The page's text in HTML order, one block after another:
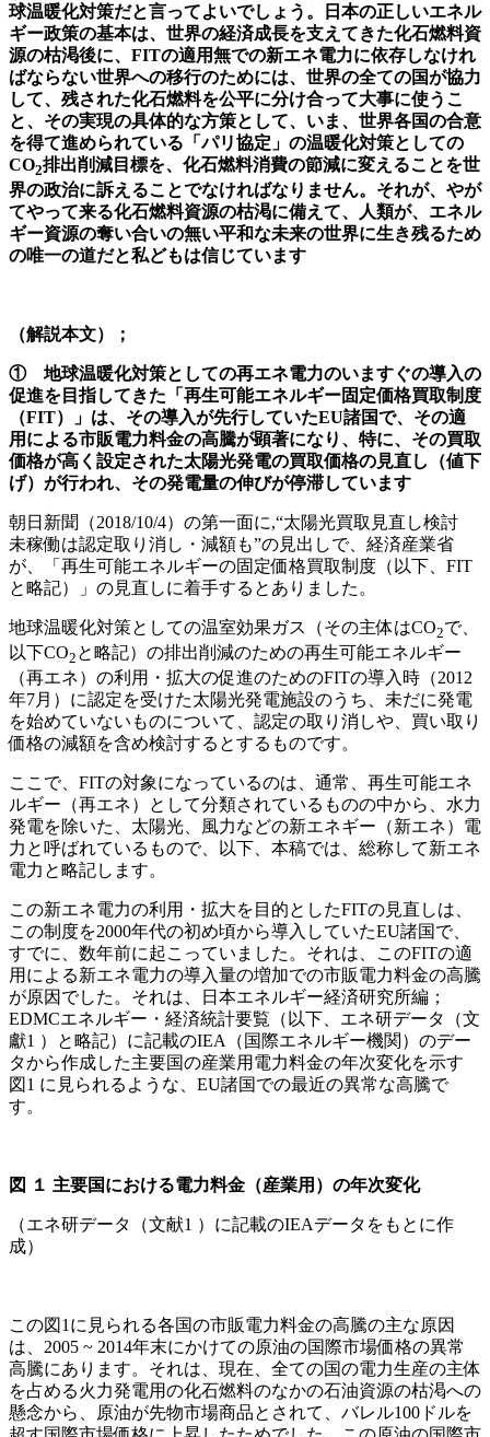
球温暖化対策だと言ってよいでしょう。日本の正しいエネル
ギー政策の基本は、世界の経済成長を支えてきた化石燃料資
源の枯渇後に、FITの適用無での新エネ電力に依存しなけれ
ばならない世界への移行のためには、世界の全ての国が協力
して、残された化石燃料を公平に分け合って大事に使うこ
と、その実現の具体的な方策として、いま、世界各国の合意
を得て進められている「パリ協定」の温暖化対策としての
CO2排出削減目標を、化石燃料消費の節減に変えることを世
界の政治に訴えることでなければなりません。それが、やが
てやって来る化石燃料資源の枯渇に備えて、人類が、エネル
ギー資源の奪い合いの無い平和な未来の世界に生き残るため
の唯一の道だと私どもは信じています
（解説本文）；
① 地球温暖化対策としての再エネ電力のいますぐの導入の
促進を目指してきた「再生可能エネルギー固定価格買取制度
（FIT）」は、その導入が先行していたEU諸国で、その適
用による市販電力料金の高騰が顕著になり、特に、その買取
価格が高く設定された太陽光発電の買取価格の見直し（値下
げ）が行われ、その発電量の伸びが停滞しています
朝日新聞（2018/10/4）の第一面に,“太陽光買取見直し検討
未稼働は認定取り消し・減額も”の見出しで、経済産業省
が、「再生可能エネルギーの固定価格買取制度（以下、FIT
と略記）」の見直しに着手するとありました。
地球温暖化対策としての温室効果ガス（その主体はCO2で、
以下CO2 と略記）の排出削減のための再生可能エネルギー
（再エネ）の利用・拡大の促進のためのFITの導入時（2012
年7月）に認定を受けた太陽光発電施設のうち、未だに発電
を始めていないものについて、認定の取り消しや、買い取り
価格の減額を含め検討するとするものです。
ここで、FITの対象になっているのは、通常、再生可能エネ
ルギー（再エネ）として分類されているものの中から、水力
発電を除いた、太陽光、風力などの新エネギー（新エネ）電
力と呼ばれているもので、以下、本稿では、総称して新エネ
電力と略記します。
この新エネ電力の利用・拡大を目的としたFITの見直しは、
この制度を2000年代の初め頃から導入していたEU諸国で、
すでに、数年前に起こっていました。それは、このFITの適
用による新エネ電力の導入量の増加での市販電力料金の高騰
が原因でした。それは、日本エネルギー経済研究所編；
EDMCエネルギー・経済統計要覧（以下、エネ研データ（文
獻1 ）と略記）に記載のIEA（国際エネルギー機関）のデー
タから作成した主要国の産業用電力料金の年次変化を示す
図1 に見られるような、EU諸国での最近の異常な高騰で
す。
図 １ 主要国における電力料金（産業用）の年次変化
（エネ研データ（文献1 ）に記載のIEAデータをもとに作
成）
この図1に見られる各国の市販電力料金の高騰の主な原因
は、2005 ~ 2014年末にかけての原油の国際市場価格の異常
高騰にあります。それは、現在、全ての国の電力生産の主体
を占める火力発電用の化石燃料のなかの石油資源の枯渇への
懸念から、原油が先物市場商品とされて、バレル100ドルを